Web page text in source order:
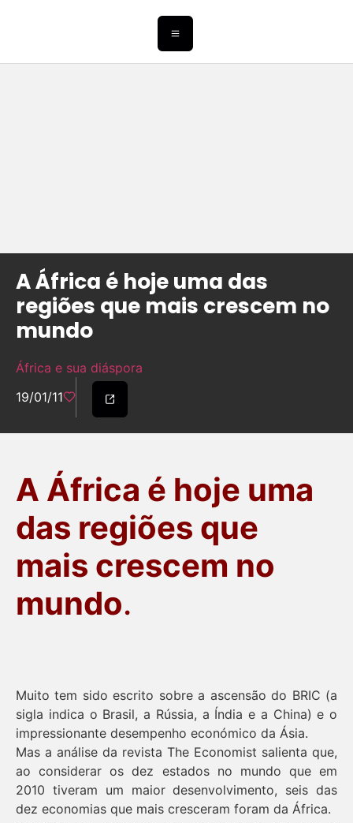
A África é hoje uma das
regiões que mais crescem no
mundo
África e sua diáspora
19/01/11
A África é hoje uma
das regiões que
mais crescem no
mundo.
Muito tem sido escrito sobre a ascensão do BRIC (a
sigla indica o Brasil, a Rússia, a Índia e a China) e o
impressionante desempenho económico da Ásia.
Mas a análise da revista The Economist salienta que,
ao considerar os dez estados no mundo que em
2010 tiveram um maior desenvolvimento, seis das
dez economias que mais cresceram foram da África.